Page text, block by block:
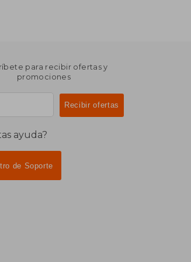
para recibir ofertas y
promociones
ayuda?
de Soporte